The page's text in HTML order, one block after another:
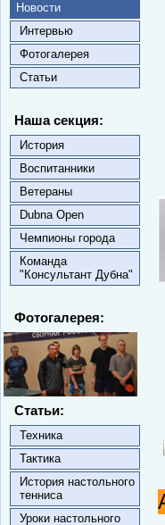
Новости
Интервью
Фотогалерея
Статьи
Наша секция:
История
Воспитанники
Ветераны
Dubna Open
Чемпионы города
Команда
"Консультант Дубна"
Фотогалерея:
Статьи:
Техника
Тактика
История настольного
тенниса
Уроки настольного